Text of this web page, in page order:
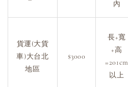
內
貨運(大貨
車)大台北
地區
$3000
長+寬
+高
=201cm
以上